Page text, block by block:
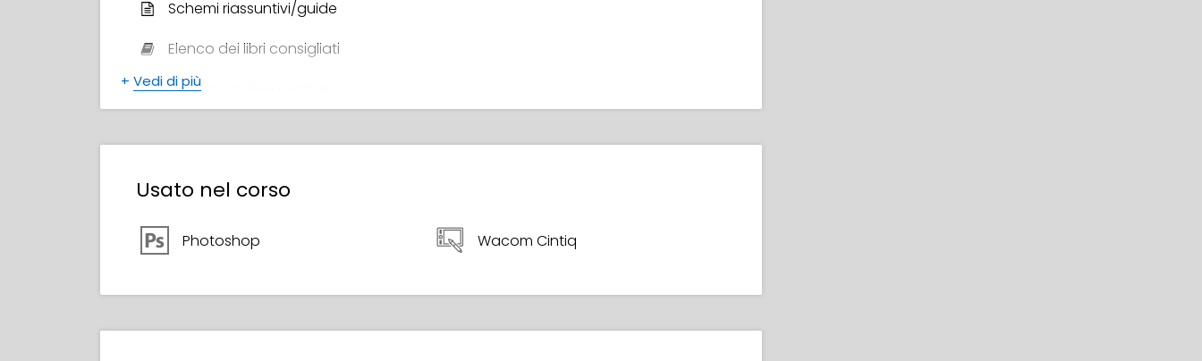
Schemi riassuntivi/guide
Elenco dei libri consigliati
Contenuti video bonus
+ Vedi di più
Usato nel corso
Photoshop Wacom Cintiq